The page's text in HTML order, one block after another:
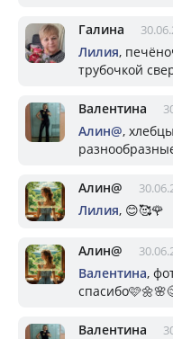
Галина
Лилия,
трубочкой
Валентина
Алин@,
Алин@
Лилия, 😊🥰🌹
Алин@
Валентина,
Валентина